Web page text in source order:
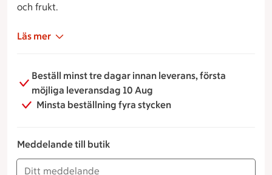
och frukt.
Läs mer
Beställ minst tre dagar innan leverans, första
möjliga leveransdag 10 Aug
Minsta beställning fyra stycken
Meddelande till butik